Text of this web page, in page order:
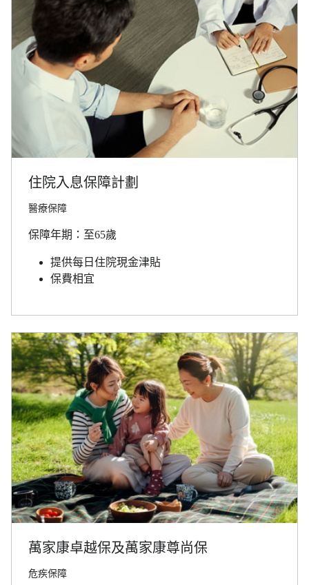
住院入息保障計劃
醫療保障
保障年期：至65歲
提供每日住院現金津貼
保費相宜
萬家康卓越保及萬家康尊尚保
危疾保障